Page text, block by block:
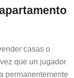
casas o
que un jugador
permanentemente